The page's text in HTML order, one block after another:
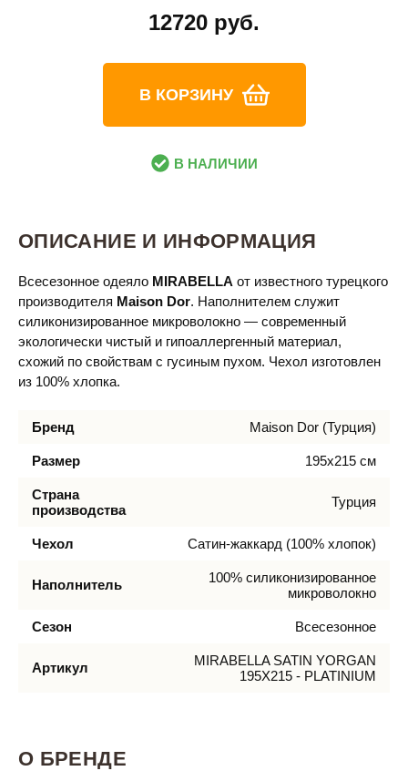
12720 руб.
В КОРЗИНУ
В НАЛИЧИИ
ОПИСАНИЕ И ИНФОРМАЦИЯ
Всесезонное одеяло MIRABELLA от известного турецкого
производителя Maison Dor​. Наполнителем служит
силиконизированное микроволокно — современный
экологически чистый и гипоаллергенный материал,
схожий по свойствам с гусиным пухом. Чехол изготовлен
из 100% хлопка.
Бренд Maison Dor (Турция)
Размер 195х215 см
Страна
производства
Турция
Чехол Сатин-жаккард (100% хлопок)
Наполнитель
100% силиконизированное
микроволокно
Сезон Всесезонное
Артикул
MIRABELLA SATIN YORGAN
195X215 - PLATINIUM
О БРЕНДЕ